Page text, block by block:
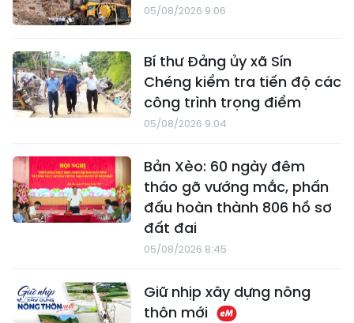
05/08/2026 9:06
Bí thư Đảng ủy xã Sín
Chéng kiểm tra tiến độ các
công trình trọng điểm
05/08/2026 9:04
Bản Xèo: 60 ngày đêm
tháo gỡ vướng mắc, phấn
đấu hoàn thành 806 hồ sơ
đất đai
05/08/2026 8:45
Giữ nhịp xây dựng nông
thôn mới